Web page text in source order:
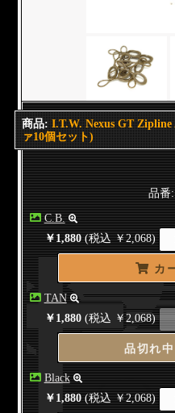
商品:I.T.W. Nexus GT
ァ10個セット)
品番
C.B.
￥1,880(税込 ￥2,068)
カ
TAN
￥1,880(税込 ￥2,068)
品切れ
Black
￥1,880(税込 ￥2,068)